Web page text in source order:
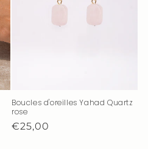
Boucles d'oreilles Yahad Quartz
rose
Prix
€25,00